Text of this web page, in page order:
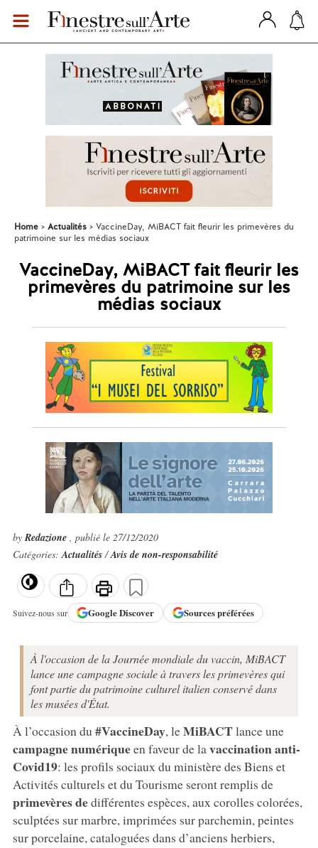
Home Actualités
VaccineDay, MiBACT fait fleurir les primevères du
patrimoine sur les médias sociaux
VaccineDay, MiBACT fait fleurir les
primevères du patrimoine sur les
médias sociaux
byRedazione , publié le 27/12/2020
Catégories:Actualités/Avis de non-responsabilité
Suivez-nous sur GoogleDiscover Sources préférées
À l'occasion de la Journée mondiale du vaccin, MiBACT
lance une campagne sociale à travers les primevères qui
font partie du patrimoine culturel italien conservé dans
les musées d'État.
À l’occasion du #VaccineDay, leMiBACTlance une
campagne numériqueen faveur de la vaccination anti-
Covid19: les profils sociaux du ministère des Biens et
Activités culturels et du Tourisme seront remplis de
primevères dedifférentes espèces, aux corolles colorées,
sculptées sur marbre, imprimées sur parchemin, peintes
sur porcelaine, cataloguées dans d’anciens herbiers,